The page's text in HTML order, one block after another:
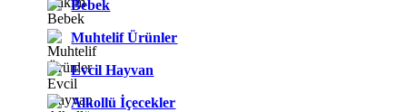
Bebek
Muhtelif Ürünler
Evcil Hayvan
Alkollü İçecekler